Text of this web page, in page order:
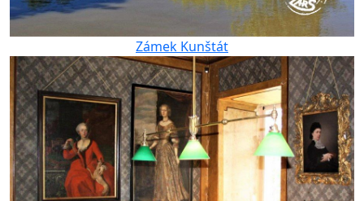
Zámek Kunštát